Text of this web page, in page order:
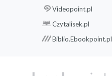
Videopoint.pl
Czytalisek.pl
Biblio.Ebookpoint.pl